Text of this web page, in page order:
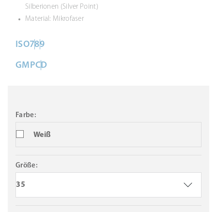
Silberionen (Silver Point)
Material: Mikrofaser
ISO789
GMPCD
Weiß
Farbe:
35
Größe: